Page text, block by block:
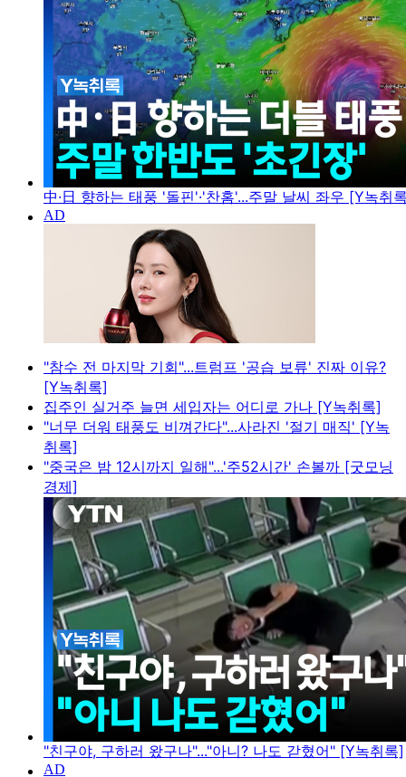
中·日 향하는 태풍 '돌핀'·'찬홈'...주말 날씨 좌우 [Y녹취
"참수 전 마지막 기회"...트럼프 '공습 보류' 진짜 이유?
[Y녹취록]
집주인 실거주 늘면 세입자는 어디로 가나 [Y녹취록]
"너무 더워 태풍도 비껴간다"...사라진 '절기 매직' [Y녹
취록]
"중국은 밤 12시까지 일해"...'주52시간' 손볼까 [굿모닝
경제]
"친구야, 구하러 왔구나"..."아니? 나도 갇혔어" [Y녹취록]